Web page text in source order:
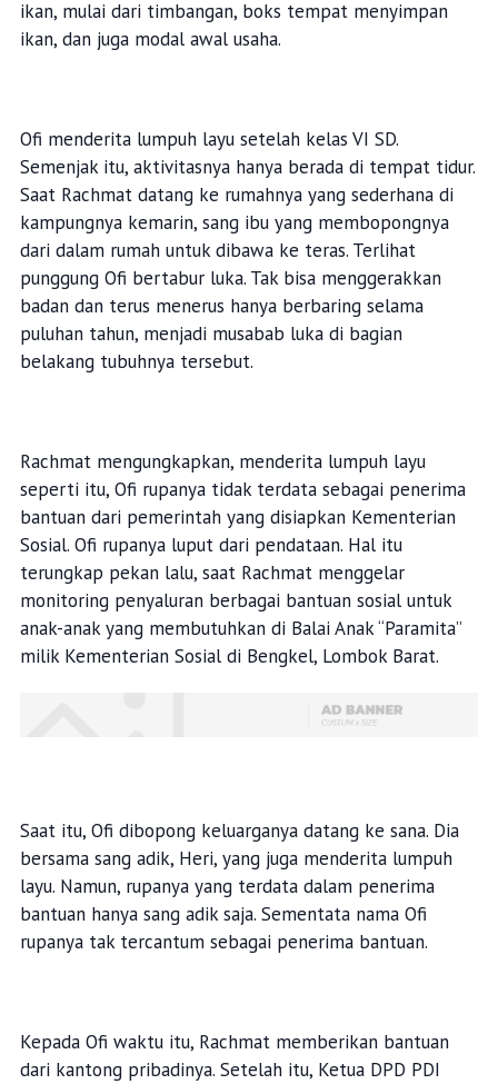
ikan, mulai dari timbangan, boks tempat menyimpan
ikan, dan juga modal awal usaha.
Ofi menderita lumpuh layu setelah kelas VI SD.
Semenjak itu, aktivitasnya hanya berada di tempat tidur.
Saat Rachmat datang ke rumahnya yang sederhana di
kampungnya kemarin, sang ibu yang membopongnya
dari dalam rumah untuk dibawa ke teras. Terlihat
punggung Ofi bertabur luka. Tak bisa menggerakkan
badan dan terus menerus hanya berbaring selama
puluhan tahun, menjadi musabab luka di bagian
belakang tubuhnya tersebut.
Rachmat mengungkapkan, menderita lumpuh layu
seperti itu, Ofi rupanya tidak terdata sebagai penerima
bantuan dari pemerintah yang disiapkan Kementerian
Sosial. Ofi rupanya luput dari pendataan. Hal itu
terungkap pekan lalu, saat Rachmat menggelar
monitoring penyaluran berbagai bantuan sosial untuk
anak-anak yang membutuhkan di Balai Anak “Paramita”
milik Kementerian Sosial di Bengkel, Lombok Barat.
Saat itu, Ofi dibopong keluarganya datang ke sana. Dia
bersama sang adik, Heri, yang juga menderita lumpuh
layu. Namun, rupanya yang terdata dalam penerima
bantuan hanya sang adik saja. Sementata nama Ofi
rupanya tak tercantum sebagai penerima bantuan.
Kepada Ofi waktu itu, Rachmat memberikan bantuan
dari kantong pribadinya. Setelah itu, Ketua DPD PDI